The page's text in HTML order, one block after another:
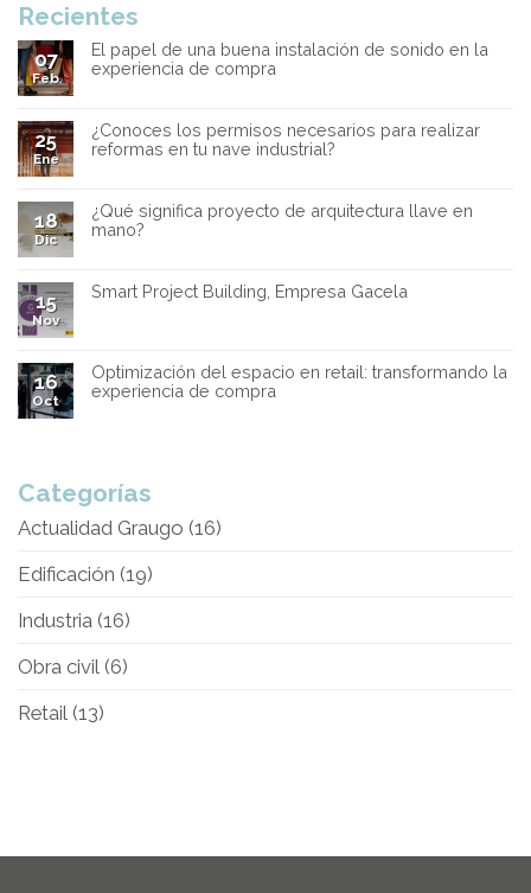
Recientes
07
Feb
El papel de una buena instalación de sonido en la
experiencia de compra
25
Ene
¿Conoces los permisos necesarios para realizar
reformas en tu nave industrial?
18
Dic
¿Qué significa proyecto de arquitectura llave en
mano?
15
Nov
Smart Project Building, Empresa Gacela
16
Oct
Optimización del espacio en retail: transformando la
experiencia de compra
Categorías
Actualidad Graugo (16)
Edificación (19)
Industria (16)
Obra civil (6)
Retail (13)